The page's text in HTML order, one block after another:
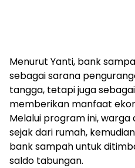
Menurut Yanti, bank
sebagai sarana
tangga, tetapi juga
memberikan manfaat
Melalui program ini,
sejak dari rumah,
bank sampah untuk
saldo tabungan.